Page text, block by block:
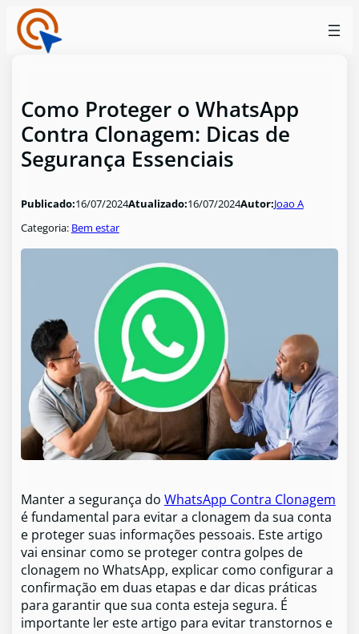
Como Proteger o WhatsApp
Contra Clonagem: Dicas de
Segurança Essenciais
Publicado:16/07/2024Atualizado:16/07/2024Autor:Joao A
Categoria: Bem estar
Manter a segurança do WhatsApp Contra Clonagem
é fundamental para evitar a clonagem da sua conta
e proteger suas informações pessoais. Este artigo
vai ensinar como se proteger contra golpes de
clonagem no WhatsApp, explicar como configurar a
confirmação em duas etapas e dar dicas práticas
para garantir que sua conta esteja segura. É
importante ler este artigo para evitar transtornos e